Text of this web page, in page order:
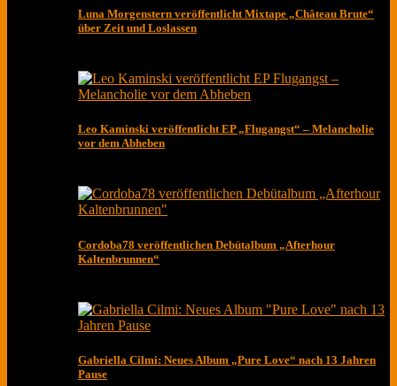
Luna Morgenstern veröffentlicht Mixtape „Château Brute“
über Zeit und Loslassen
Leo Kaminski veröffentlicht EP „Flugangst“ – Melancholie
vor dem Abheben
Cordoba78 veröffentlichen Debütalbum „Afterhour
Kaltenbrunnen“
Gabriella Cilmi: Neues Album „Pure Love“ nach 13 Jahren
Pause